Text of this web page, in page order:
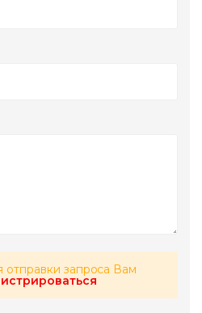
отправки запроса Вам